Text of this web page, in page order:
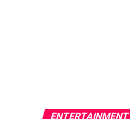
ENTERTAINMENT